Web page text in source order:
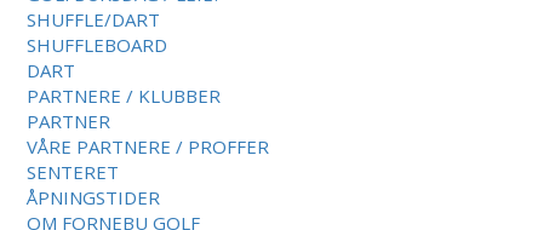
SHUFFLE/DART
SHUFFLEBOARD
DART
PARTNERE / KLUBBER
PARTNER
VÅRE PARTNERE / PROFFER
SENTERET
ÅPNINGSTIDER
OM FORNEBU GOLF